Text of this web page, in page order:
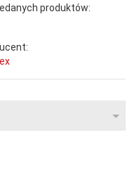
produktów: